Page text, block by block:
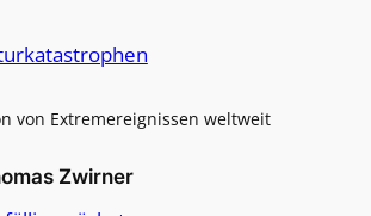
von Extremereignissen weltweit
Zwirner